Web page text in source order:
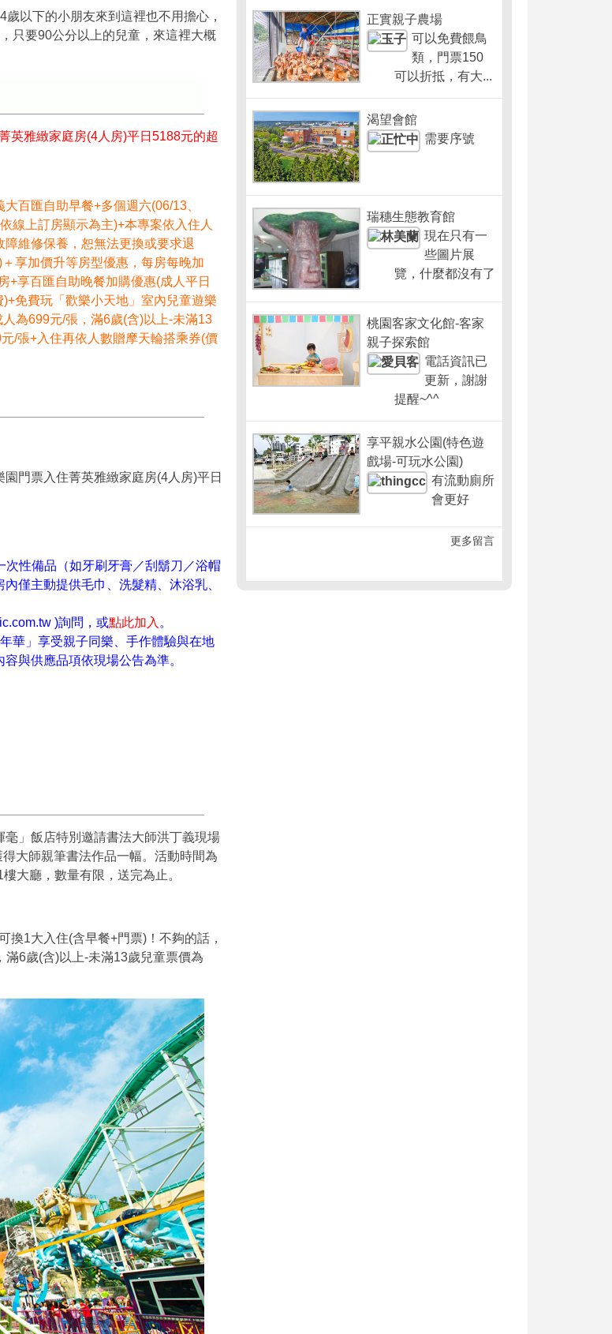
以下的小朋友來到這裡也不用擔心，
只要90公分以上的兒童，來這裡大概
英雅緻家庭房(4人房)平日5188元的超
百匯自助早餐+多個週六(06/13、
線上訂房顯示為主)+本專案依入住人
維修保養，恕無法更換或要求退
享加價升等房型優惠，每房每晚加
+享百匯自助晚餐加購優惠(成人平日
免費玩「歡樂小天地」室內兒童遊樂
為699元/張，滿6歲(含)以上-未滿13
/張+入住再依人數贈摩天輪搭乘券(價
門票入住菁英雅緻家庭房(4人房)平日
性備品（如牙刷牙膏／刮鬍刀／浴帽
僅主動提供毛巾、洗髮精、沐浴乳、
)詢問，或點此加入。
華」享受親子同樂、手作體驗與在地
與供應品項依現場公告為準。
」飯店特別邀請書法大師洪丁義現場
大師親筆書法作品一幅。活動時間為
大廳，數量有限，送完為止。
換1大入住(含早餐+門票)！不夠的話，
6歲(含)以上-未滿13歲兒童票價為
正實親子農場
可以免費餵鳥
類，門票150
可以折抵，有大...
渴望會館
需要序號
瑞穗生態教育館
現在只有一
些圖片展
覽，什麼都沒有了
桃園客家文化館-客家
親子探索館
電話資訊已
更新，謝謝
提醒~^^
享平親水公園(特色遊
戲場-可玩水公園)
有流動廁所
會更好
更多留言